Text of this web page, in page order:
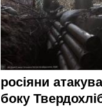
росіяни
боку